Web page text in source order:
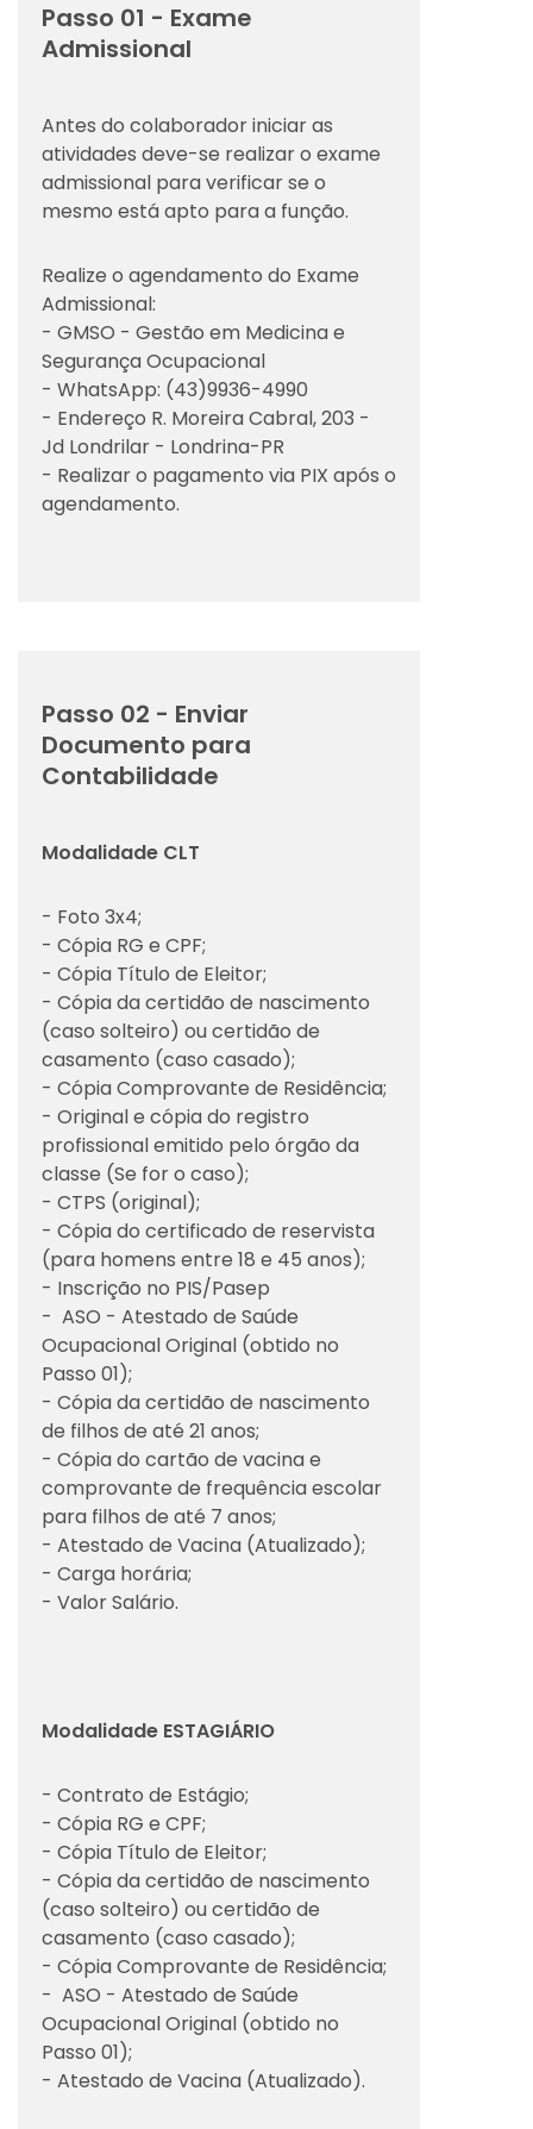
Passo 01 - Exame
Admissional
Antes do colaborador iniciar as
atividades deve-se realizar o exame
admissional para verificar se o
mesmo está apto para a função.
Realize o agendamento do Exame
Admissional:
- GMSO - Gestão em Medicina e
Segurança Ocupacional
- WhatsApp: (43)9936-4990
- Endereço R. Moreira Cabral, 203 -
Jd Londrilar - Londrina-PR
- Realizar o pagamento via PIX após o
agendamento.
Passo 02 - Enviar
Documento para
Contabilidade
Modalidade CLT
- Foto 3x4;
- Cópia RG e CPF;
- Cópia Título de Eleitor;
- Cópia da certidão de nascimento
(caso solteiro) ou certidão de
casamento (caso casado);
- Cópia Comprovante de Residência;
- Original e cópia do registro
profissional emitido pelo órgão da
classe (Se for o caso);
- CTPS (original);
- Cópia do certificado de reservista
(para homens entre 18 e 45 anos);
- Inscrição no PIS/Pasep
- ASO - Atestado de Saúde
Ocupacional Original (obtido no
Passo 01);
- Cópia da certidão de nascimento
de filhos de até 21 anos;
- Cópia do cartão de vacina e
comprovante de frequência escolar
para filhos de até 7 anos;
- Atestado de Vacina (Atualizado);
- Carga horária;
- Valor Salário.
Modalidade ESTAGIÁRIO
- Contrato de Estágio;
- Cópia RG e CPF;
- Cópia Título de Eleitor;
- Cópia da certidão de nascimento
(caso solteiro) ou certidão de
casamento (caso casado);
- Cópia Comprovante de Residência;
- ASO - Atestado de Saúde
Ocupacional Original (obtido no
Passo 01);
- Atestado de Vacina (Atualizado).